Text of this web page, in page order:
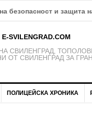
безопасност и защита
СВИЛЕНГРАД,
ОТ СВИЛЕНГРАД ЗА
ПОЛИЦЕЙСКА ХРОНИКА